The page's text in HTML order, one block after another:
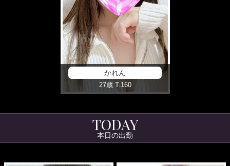
かれん
27歳 .160
TODAY
本日の出勤